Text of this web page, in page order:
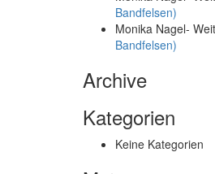
Bandfelsen)
Monika Nagel-
Bandfelsen)
Archive
Kategorien
Keine Kategorien